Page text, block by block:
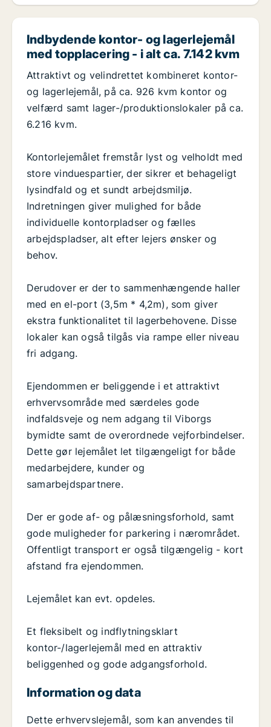
Indbydende kontor- og lagerlejemål
med topplacering - i alt ca. 7.142 kvm
Attraktivt og velindrettet kombineret kontor-
og lagerlejemål, på ca. 926 kvm kontor og
velfærd samt lager-/produktionslokaler på ca.
6.216 kvm.
Kontorlejemålet fremstår lyst og velholdt med
store vinduespartier, der sikrer et behageligt
lysindfald og et sundt arbejdsmiljø.
Indretningen giver mulighed for både
individuelle kontorpladser og fælles
arbejdspladser, alt efter lejers ønsker og
behov.
Derudover er der to sammenhængende haller
med en el-port (3,5m * 4,2m), som giver
ekstra funktionalitet til lagerbehovene. Disse
lokaler kan også tilgås via rampe eller niveau
fri adgang.
Ejendommen er beliggende i et attraktivt
erhvervsområde med særdeles gode
indfaldsveje og nem adgang til Viborgs
bymidte samt de overordnede vejforbindelser.
Dette gør lejemålet let tilgængeligt for både
medarbejdere, kunder og
samarbejdspartnere.
Der er gode af- og pålæsningsforhold, samt
gode muligheder for parkering i nærområdet.
Offentligt transport er også tilgængelig - kort
afstand fra ejendommen.
Lejemålet kan evt. opdeles.
Et fleksibelt og indflytningsklart
kontor-/lagerlejemål med en attraktiv
beliggenhed og gode adgangsforhold.
Information og data
Dette erhvervslejemål, som kan anvendes til